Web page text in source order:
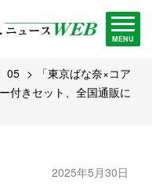
MENU
05
「東京ばな奈×コア
付きセット、全国通販に
2025年5月30日